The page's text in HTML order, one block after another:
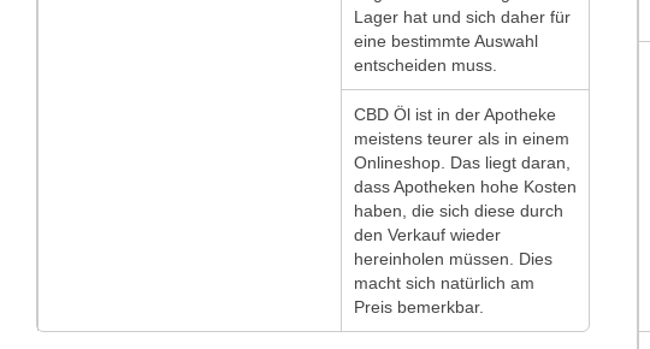
Lager hat und sich daher für
eine bestimmte Auswahl
entscheiden muss.
CBD Öl ist in der Apotheke
meistens teurer als in einem
Onlineshop. Das liegt daran,
dass Apotheken hohe Kosten
haben, die sich diese durch
den Verkauf wieder
hereinholen müssen. Dies
macht sich natürlich am
Preis bemerkbar.